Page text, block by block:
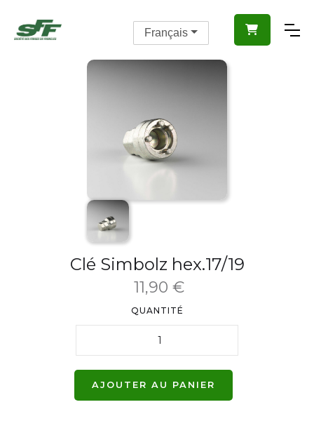

Clé Simbolz hex.17/19
11,90 €
QUANTITÉ
Français